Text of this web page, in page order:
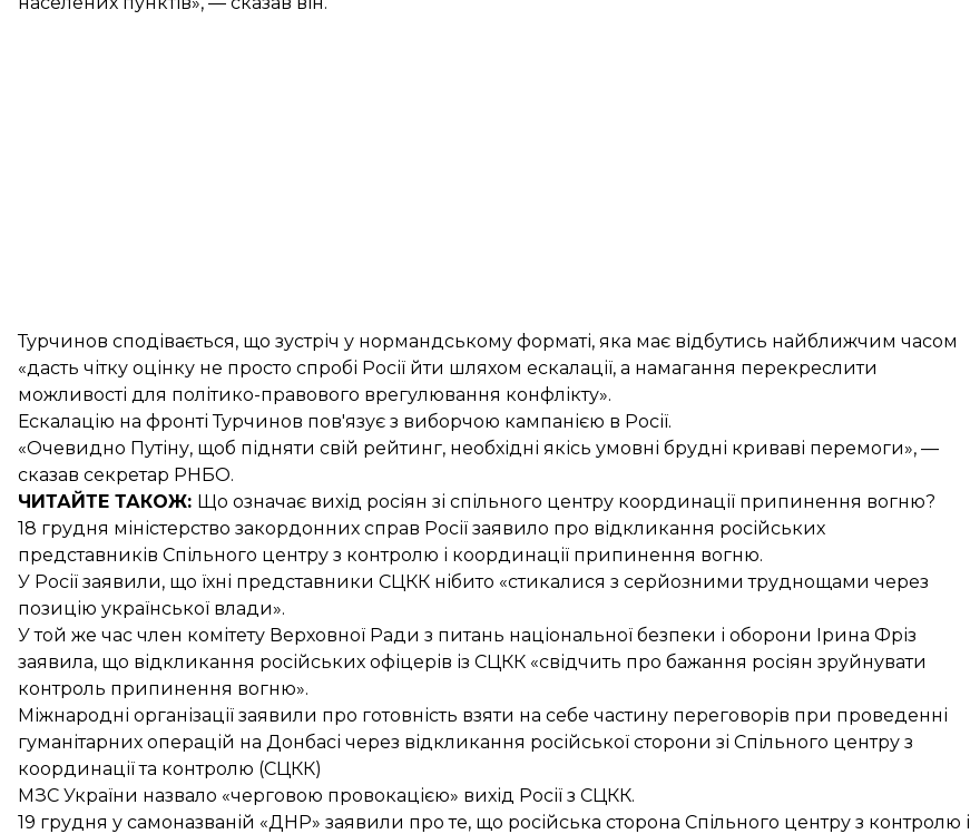
Турчинов сподівається, що зустріч у нормандському форматі, яка має відбутись найближчим часом
«дасть чітку оцінку не просто спробі Росії йти шляхом ескалації, а намагання перекреслити
можливості для політико-правового врегулювання конфлікту».
Ескалацію на фронті Турчинов пов'язує з виборчою кампанією в Росії.
«Очевидно Путіну, щоб підняти свій рейтинг, необхідні якісь умовні брудні криваві перемоги», —
сказав секретар РНБО.
ЧИТАЙТЕ ТАКОЖ: Що означає вихід росіян зі спільного центру координації припинення вогню?
18 грудня міністерство закордонних справ Росії заявило про відкликання російських
представників Спільного центру з контролю і координації припинення вогню.
У Росії заявили, що їхні представники СЦКК нібито «стикалися з серйозними труднощами через
позицію української влади».
У той же час член комітету Верховної Ради з питань національної безпеки і оборони Ірина Фріз
заявила, що відкликання російських офіцерів із СЦКК «свідчить про бажання росіян зруйнувати
контроль припинення вогню».
Міжнародні організації заявили про готовність взяти на себе частину переговорів при проведенні
гуманітарних операцій на Донбасі через відкликання російської сторони зі Спільного центру з
координації та контролю (СЦКК)
МЗС України назвало «черговою провокацією» вихід Росії з СЦКК.
19 грудня у самоназваній «ДНР» заявили про те, що російська сторона Спільного центру з контролю і